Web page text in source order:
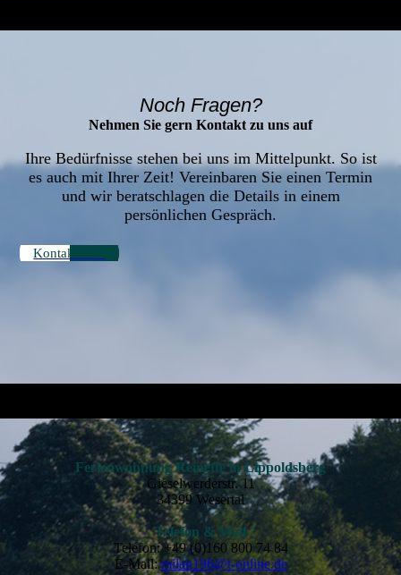
Noch Fragen?
Nehmen Sie gern Kontakt zu uns auf
Ihre Bedürfnisse stehen bei uns im Mittelpunkt. So ist
es auch mit Ihrer Zeit! Vereinbaren Sie einen Termin
und wir beratschlagen die Details in einem
persönlichen Gespräch.
Kontaktieren
Ferienwohnung Reinette in Lippoldsberg
Gieselwerderstr. 11
34399 Wesertal
Telefon & Mail
Telefon: +49 (0)160 800 74 84
E-Mail:milan196@t-online.de